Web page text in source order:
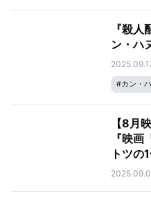
『殺
ン・ハ
#カン・
【8月
『映
トツの